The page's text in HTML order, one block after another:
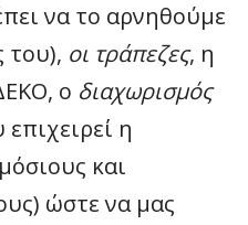
να το αρνηθούμε
του), οι τράπεζες, η
ο διαχωρισμός
η
και
ώστε να μας